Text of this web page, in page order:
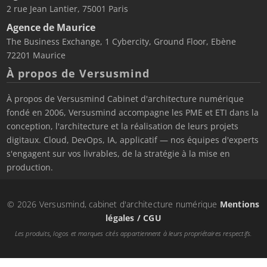
2 rue Jean Lantier, 75001 Paris
Agence de Maurice
The Business Exchange, 1 Cybercity, Ground Floor, Ebène
72201 Maurice
À propos de Versusmind
À propos de Versusmind Cabinet d'architecture numérique
fondé en 2006, Versusmind accompagne les PME et ETI dans la
conception, l'architecture et la réalisation de leurs projets
digitaux. Cloud, DevOps, IA, applicatif — nos équipes d'experts
s'engagent sur vos livrables, de la stratégie à la mise en
production.
© 2026 Versusmind, cabinet d'architecture numérique Mentions
légales / CGU
Les produits, logos et marques cités appartiennent à leurs propriétaires respectifs.